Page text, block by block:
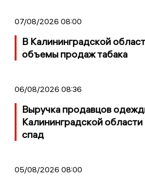
07/08/2026 08:00
В Калининградской
объемы продаж табака
06/08/2026 08:36
Выручка продавцов
Калининградской
спад
05/08/2026 08:00